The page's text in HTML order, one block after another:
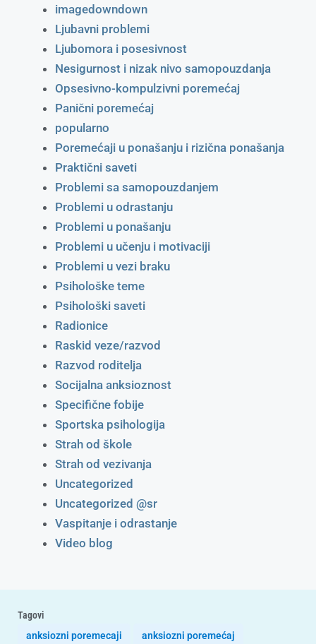
imagedowndown
Ljubavni problemi
Ljubomora i posesivnost
Nesigurnost i nizak nivo samopouzdanja
Opsesivno-kompulzivni poremećaj
Panični poremećaj
popularno
Poremećaji u ponašanju i rizična ponašanja
Praktični saveti
Problemi sa samopouzdanjem
Problemi u odrastanju
Problemi u ponašanju
Problemi u učenju i motivaciji
Problemi u vezi braku
Psihološke teme
Psihološki saveti
Radionice
Raskid veze/razvod
Razvod roditelja
Socijalna anksioznost
Specifične fobije
Sportska psihologija
Strah od škole
Strah od vezivanja
Uncategorized
Uncategorized @sr
Vaspitanje i odrastanje
Video blog
Tagovi
anksiozni poremecaji
anksiozni poremećaj